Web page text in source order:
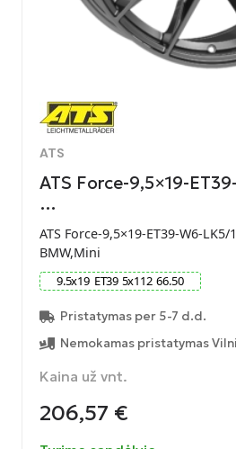
ATS
ATS Force-9,5×19-
…
ATS Force-9,5×19-ET39-W6-LK5/
BMW,Mini
9.5x19 ET39 5x112 66.50
Pristatymas per 5-7 d.d.
Nemokamas pristatymas
Kaina už vnt.
206,57 €